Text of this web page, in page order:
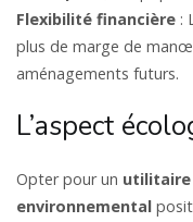
Flexibilité financière :
plus de marge de
aménagements futurs.
L’aspect
Opter pour un utilitaire
environnemental